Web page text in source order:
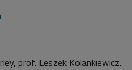
prof. Leszek Kolankiewicz.